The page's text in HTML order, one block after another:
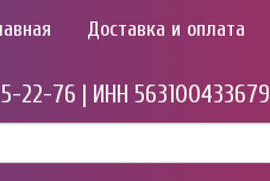
Доставка и оплата
22-76 | ИНН 563100433679